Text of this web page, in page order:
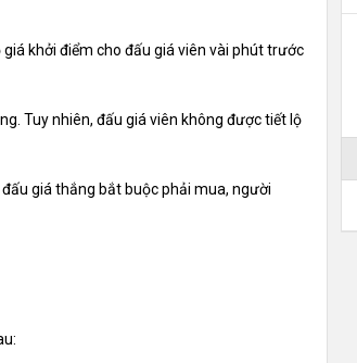
khởi điểm cho đấu giá viên vài phút trước
Tuy nhiên, đấu giá viên không được tiết lộ
giá thắng bắt buộc phải mua, người